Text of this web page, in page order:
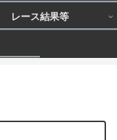
レース結果等